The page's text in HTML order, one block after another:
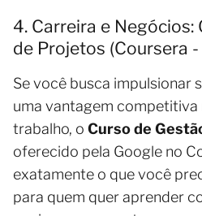
4. Carreira e Negócios:
de Projetos (Coursera
Se você busca impulsionar
uma vantagem competitiva
trabalho, o Curso de
oferecido pela Google no
exatamente o que você
para quem quer aprender